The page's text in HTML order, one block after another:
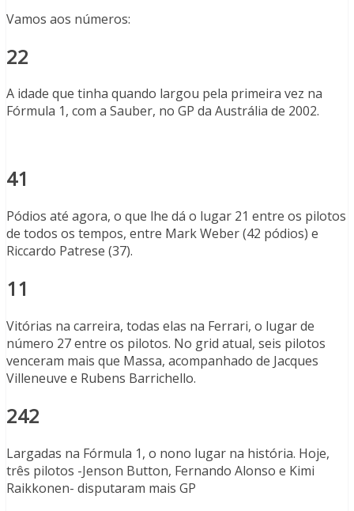
Vamos aos números:
22
A idade que tinha quando largou pela primeira vez na
Fórmula 1, com a Sauber, no GP da Austrália de 2002.
41
Pódios até agora, o que lhe dá o lugar 21 entre os pilotos
de todos os tempos, entre Mark Weber (42 pódios) e
Riccardo Patrese (37).
11
Vitórias na carreira, todas elas na Ferrari, o lugar de
número 27 entre os pilotos. No grid atual, seis pilotos
venceram mais que Massa, acompanhado de Jacques
Villeneuve e Rubens Barrichello.
242
Largadas na Fórmula 1, o nono lugar na história. Hoje,
três pilotos -Jenson Button, Fernando Alonso e Kimi
Raikkonen- disputaram mais GP